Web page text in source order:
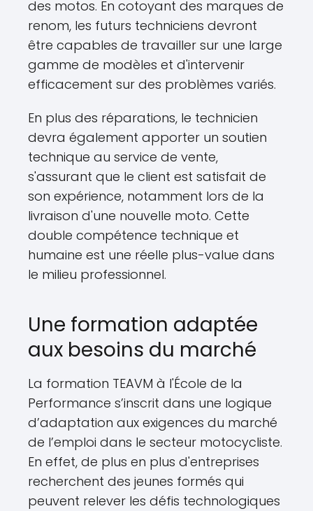
des motos. En cotoyant des marques de
renom, les futurs techniciens devront
être capables de travailler sur une large
gamme de modèles et d'intervenir
efficacement sur des problèmes variés.
En plus des réparations, le technicien
devra également apporter un soutien
technique au service de vente,
s'assurant que le client est satisfait de
son expérience, notamment lors de la
livraison d'une nouvelle moto. Cette
double compétence technique et
humaine est une réelle plus-value dans
le milieu professionnel.
Une formation adaptée
aux besoins du marché
La formation TEAVM à l'École de la
Performance s’inscrit dans une logique
d’adaptation aux exigences du marché
de l’emploi dans le secteur motocycliste.
En effet, de plus en plus d'entreprises
recherchent des jeunes formés qui
peuvent relever les défis technologiques